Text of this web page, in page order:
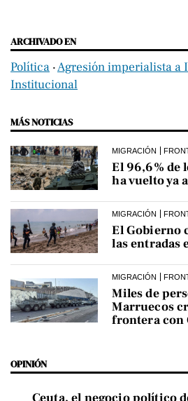
ARCHIVADO EN
Política ‧Agresión imperialista a
Institucional
MÁS NOTICIAS
MIGRACIÓN
El 96,6% de
ha vuelto ya
MIGRACIÓN
El Gobierno
las entradas
MIGRACIÓN
Miles de
Marruecos
frontera con
OPINIÓN
Ceuta, el negocio político